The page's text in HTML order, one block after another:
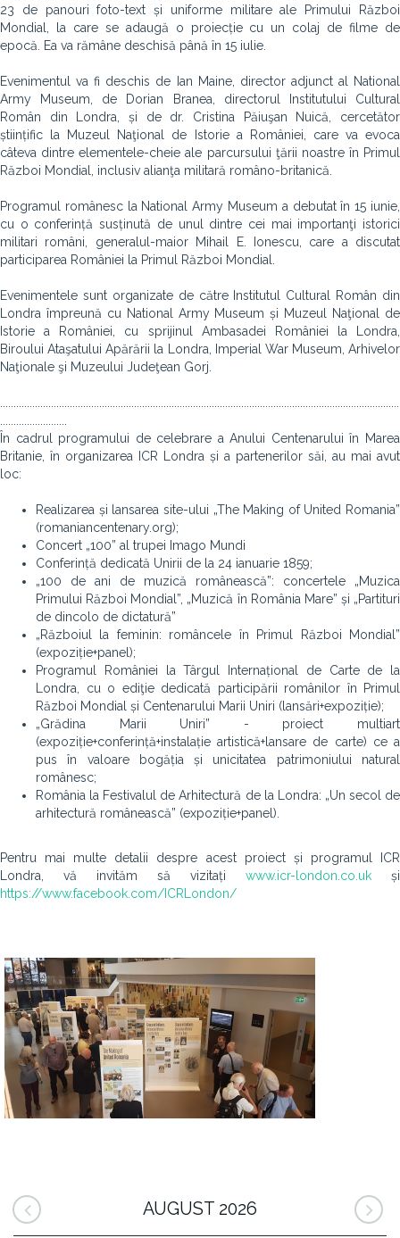
23 de panouri foto-text și uniforme militare ale Primului Război
Mondial, la care se adaugă o proiecție cu un colaj de filme de
epocă. Ea va rămâne deschisă până în 15 iulie.
Evenimentul va fi deschis de Ian Maine, director adjunct al National
Army Museum, de Dorian Branea, directorul Institutului Cultural
Român din Londra, și de dr. Cristina Păiuşan Nuică, cercetător
științific la Muzeul Naţional de Istorie a României, care va evoca
câteva dintre elementele-cheie ale parcursului ţării noastre în Primul
Război Mondial, inclusiv alianţa militară româno-britanică.
Programul românesc la National Army Museum a debutat în 15 iunie,
cu o conferință susținută de unul dintre cei mai importanţi istorici
militari români, generalul-maior Mihail E. Ionescu, care a discutat
participarea României la Primul Război Mondial.
Evenimentele sunt organizate de către Institutul Cultural Român din
Londra împreună cu National Army Museum și Muzeul Naţional de
Istorie a României, cu sprijinul Ambasadei României la Londra,
Biroului Ataşatului Apărării la Londra, Imperial War Museum, Arhivelor
Naţionale şi Muzeului Judeţean Gorj.
În cadrul programului de celebrare a Anului Centenarului în Marea
Britanie, în organizarea ICR Londra și a partenerilor săi, au mai avut
loc:
Realizarea și lansarea site-ului „The Making of United Romania”
(romaniancentenary.org);
Concert „100” al trupei Imago Mundi
Conferință dedicată Unirii de la 24 ianuarie 1859;
„100 de ani de muzică românească”: concertele „Muzica
Primului Război Mondial”, „Muzică în România Mare” și „Partituri
de dincolo de dictatură”
„Războiul la feminin: româncele în Primul Război Mondial”
(expoziție+panel);
Programul României la Târgul Internațional de Carte de la
Londra, cu o ediţie dedicată participării românilor în Primul
Război Mondial și Centenarului Marii Uniri (lansări+expoziție);
„Grădina Marii Uniri” - proiect multiart
(expoziție+conferință+instalație artistică+lansare de carte) ce a
pus în valoare bogăția și unicitatea patrimoniului natural
românesc;
România la Festivalul de Arhitectură de la Londra: „Un secol de
arhitectură românească” (expoziție+panel).
Pentru mai multe detalii despre acest proiect și programul ICR
Londra, vă invităm să vizitați www.icr-london.co.uk și
https://www.facebook.com/ICRLondon/
AUGUST 2026